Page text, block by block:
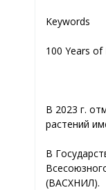
Keywords
100 Years
В 2023 г.
растений
В
(ВАСХНИЛ).